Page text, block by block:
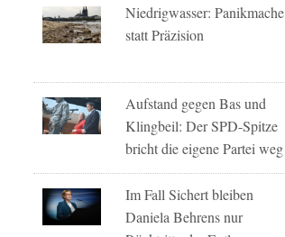
Niedrigwasser: Panikmache
statt Präzision
Aufstand gegen Bas und
Klingbeil: Der SPD-Spitze
bricht die eigene Partei weg
Im Fall Sichert bleiben
Daniela Behrens nur